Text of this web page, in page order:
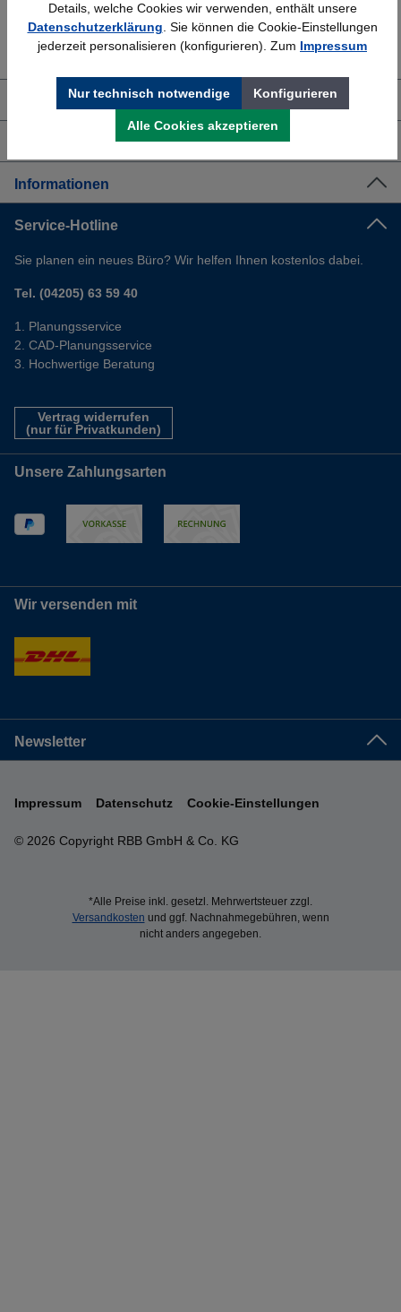
Erfahrung
Bewährt seit 1958
Kostenlose Beratung
(04205) 635940
Über uns
Informationen
Service-Hotline
Sie planen ein neues Büro? Wir helfen Ihnen kostenlos dabei.
Tel. (04205) 63 59 40
Planungsservice
CAD-Planungsservice
Hochwertige Beratung
Vertrag widerrufen
(nur für Privatkunden)
Unsere Zahlungsarten
Wir versenden mit
Newsletter
© 2026 Copyright RBB GmbH & Co. KG
Impressum Datenschutz Cookie-Einstellungen
*Alle Preise inkl. gesetzl. Mehrwertsteuer zzgl.
Versandkosten und ggf. Nachnahmegebühren, wenn
nicht anders angegeben.
Details, welche Cookies wir verwenden, enthält unsere
Datenschutzerklärung . Sie können die Cookie-Einstellungen
jederzeit personalisieren (konfigurieren). Zum Impressum
Nur technisch notwendige Konfigurieren
Alle Cookies akzeptieren